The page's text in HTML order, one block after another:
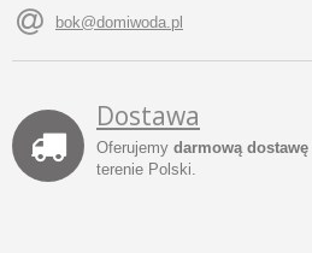
bok@domiwoda.pl
Dostawa
Oferujemy darmową dostawę
terenie Polski.